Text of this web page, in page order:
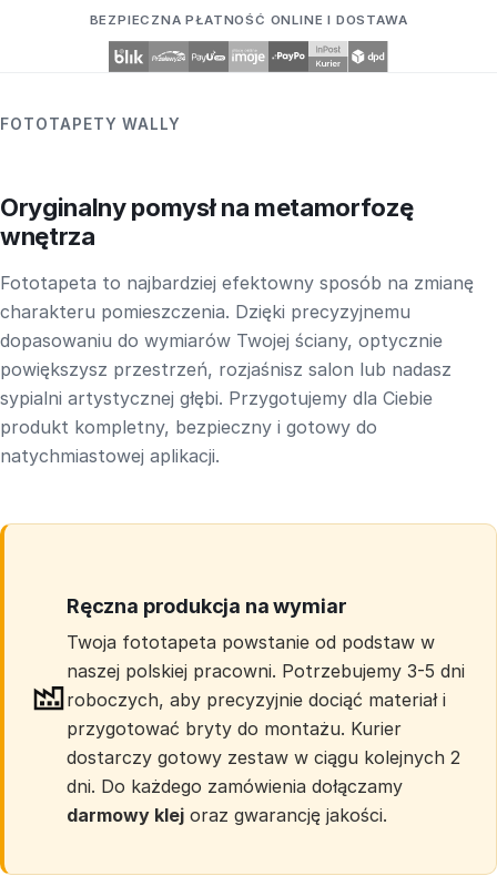
BEZPIECZNA PŁATNOŚĆ ONLINE I DOSTAWA
FOTOTAPETY WALLY
Oryginalny pomysł na metamorfozę
wnętrza
Fototapeta to najbardziej efektowny sposób na zmianę
charakteru pomieszczenia. Dzięki precyzyjnemu
dopasowaniu do wymiarów Twojej ściany, optycznie
powiększysz przestrzeń, rozjaśnisz salon lub nadasz
sypialni artystycznej głębi. Przygotujemy dla Ciebie
produkt kompletny, bezpieczny i gotowy do
natychmiastowej aplikacji.
Ręczna produkcja na wymiar
Twoja fototapeta powstanie od podstaw w
naszej polskiej pracowni. Potrzebujemy 3-5 dni
roboczych, aby precyzyjnie dociąć materiał i
przygotować bryty do montażu. Kurier
dostarczy gotowy zestaw w ciągu kolejnych 2
dni. Do każdego zamówienia dołączamy
darmowy klej oraz gwarancję jakości.